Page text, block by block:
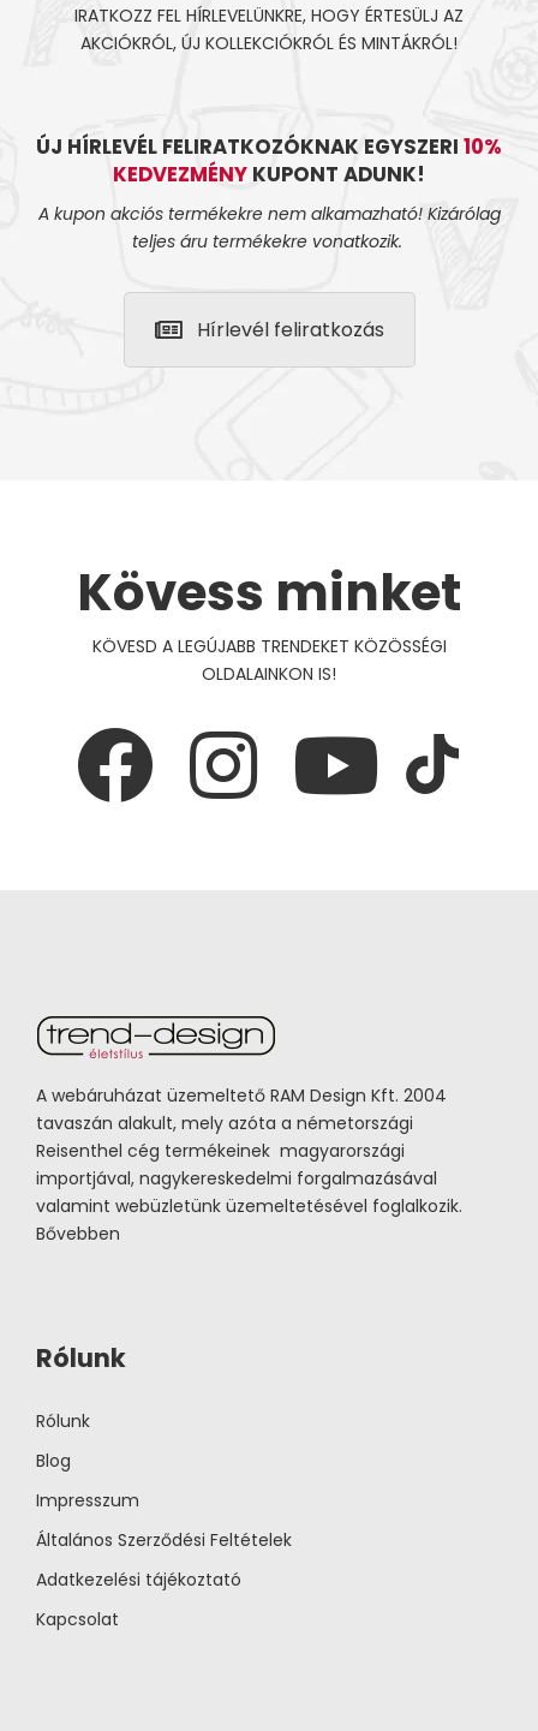
IRATKOZZ FEL HÍRLEVELÜNKRE, HOGY ÉRTESÜLJ AZ
AKCIÓKRÓL, ÚJ KOLLEKCIÓKRÓL ÉS MINTÁKRÓL!
ÚJ HÍRLEVÉL FELIRATKOZÓKNAK EGYSZERI 10%
KEDVEZMÉNY KUPONT ADUNK!
A kupon akciós termékekre nem alkamazható! Kizárólag
teljes áru termékekre vonatkozik.
Hírlevél feliratkozás
Kövess minket
KÖVESD A LEGÚJABB TRENDEKET KÖZÖSSÉGI
OLDALAINKON IS!
A webáruházat üzemeltető RAM Design Kft. 2004
tavaszán alakult, mely azóta a németországi
Reisenthel cég termékeinek magyarországi
importjával, nagykereskedelmi forgalmazásával
valamint webüzletünk üzemeltetésével foglalkozik.
Bővebben
Rólunk
Rólunk
Blog
Impresszum
Általános Szerződési Feltételek
Adatkezelési tájékoztató
Kapcsolat